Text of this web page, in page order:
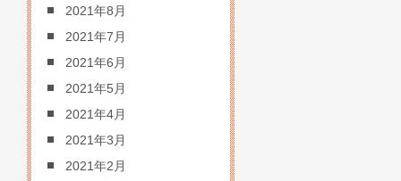
2021年8月
2021年7月
2021年6月
2021年5月
2021年4月
2021年3月
2021年2月